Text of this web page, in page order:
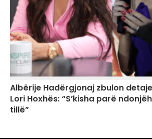
Albërije Hadërgjonaj zbulon
Lori Hoxhës: “S’kisha parë
tillë”